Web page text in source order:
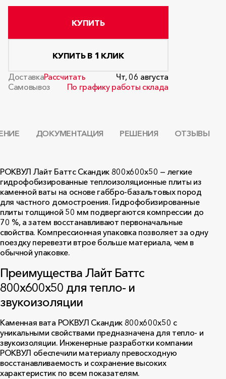
КУПИТЬ
КУПИТЬ В 1 КЛИК
ДоставкаРассчитать
Чт, 06 августа
Самовывоз
По графику работы склада
ДОКУМЕНТАЦИЯ РЕШЕНИЯ ОТЗЫВЫ
РОКВУЛ Лайт Баттс Скандик 800x600x50 — легкие
гидрофобизированные теплоизоляционные плиты из
каменной ваты на основе габбро-базальтовых пород
для частного домостроения. Гидрофобизированные
плиты толщиной 50 мм подвергаются компрессии до
70 %, а затем восстанавливают первоначальные
свойства. Компрессионная упаковка позволяет за одну
поездку перевезти втрое больше материала, чем в
обычной упаковке.
Преимущества Лайт Баттс
800x600x50 для тепло- и
звукоизоляции
Каменная вата РОКВУЛ Скандик 800x600x50 с
уникальными свойствами предназначена для тепло- и
звукоизоляции. Инженерные разработки компании
РОКВУЛ обеспечили материалу превосходную
восстанавливаемость и сохранение высоких
характеристик по всем показателям.